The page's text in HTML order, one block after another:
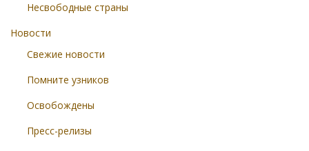
Несвободные страны
Новости
Свежие новости
Помните узников
Освобождены
Пресс-релизы